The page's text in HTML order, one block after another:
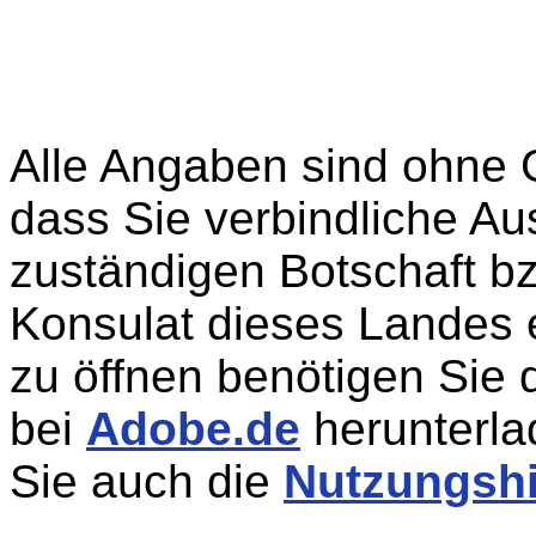
Alle Angaben sind ohne
dass Sie verbindliche
zuständigen Botschaft
Konsulat dieses Landes
zu öffnen benötigen Sie
bei Adobe.de
Sie auch die